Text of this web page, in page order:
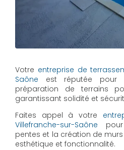
Votre entreprise de
Saône est réputée pour
préparation de terrains
garantissant solidité et
Faites appel à votre
Villefranche-sur-Saône
pentes et la création de
esthétique et fonctionnalité.